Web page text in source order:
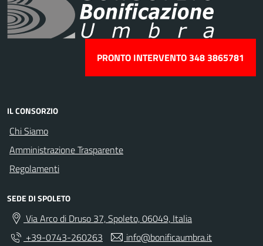
PRONTO INTERVENTO 348 3865781
IL CONSORZIO
Chi Siamo
Amministrazione Trasparente
Regolamenti
SEDE DI SPOLETO
Via Arco di Druso 37, Spoleto, 06049, Italia
+39-0743-260263
info@bonificaumbra.it